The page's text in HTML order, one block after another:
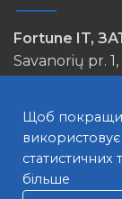
Fortune IT,
Savanorių pr.
Щоб
статистичних
більше